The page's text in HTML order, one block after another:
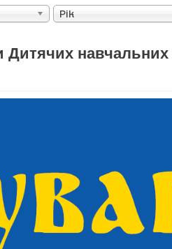
Рік
Дитячих навчальних